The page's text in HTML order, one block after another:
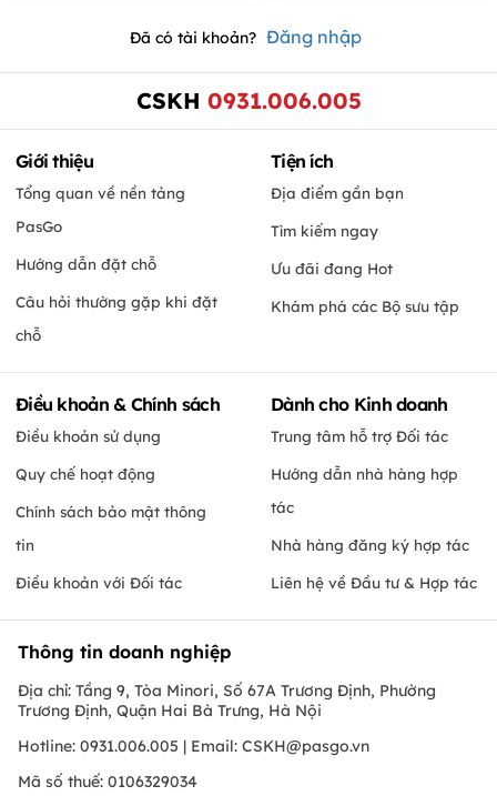
Đã có tài khoản? Đăng nhập
CSKH 0931.006.005
Giới thiệu
Tổng quan về nền tảng
PasGo
Hướng dẫn đặt chỗ
Câu hỏi thường gặp khi đặt
chỗ
Tiện ích
Địa điểm gần bạn
Tìm kiếm ngay
Ưu đãi đang Hot
Khám phá các Bộ sưu tập
Điều khoản & Chính sách
Điều khoản sử dụng
Quy chế hoạt động
Chính sách bảo mật thông
tin
Điều khoản với Đối tác
Dành cho Kinh doanh
Trung tâm hỗ trợ Đối tác
Hướng dẫn nhà hàng hợp
tác
Nhà hàng đăng ký hợp tác
Liên hệ về Đầu tư & Hợp tác
Thông tin doanh nghiệp
Địa chỉ: Tầng 9, Tòa Minori, Số 67A Trương Định, Phường
Trương Định, Quận Hai Bà Trưng, Hà Nội
Hotline: 0931.006.005 | Email: CSKH@pasgo.vn
Mã số thuế: 0106329034